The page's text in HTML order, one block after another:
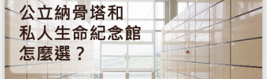
納
骨
塔
和
私